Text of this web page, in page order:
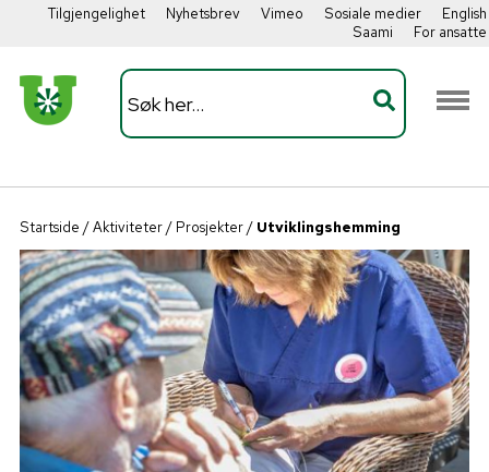
Tilgjengelighet Nyhetsbrev Vimeo Sosiale medier
English
Saami
For ansatte
Startside /Aktiviteter/ Prosjekter/ Utviklingshemming